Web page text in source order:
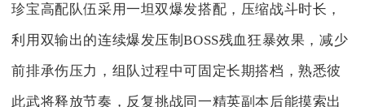
珍宝高配队伍采用一坦双爆发搭配，压缩战斗时长，
利用双输出的连续爆发压制BOSS残血狂暴效果，减少
前排承伤压力，组队过程中可固定长期搭档，熟悉彼
此武将释放节奏，反复挑战同一精英副本后能摸索出